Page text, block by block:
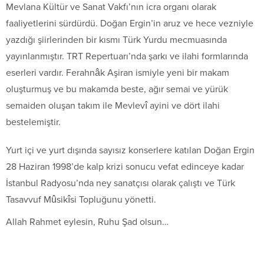
Mevlana Kültür ve Sanat Vakfı’nın icra organı olarak
faaliyetlerini sürdürdü. Doğan Ergin’in aruz ve hece vezniyle
yazdığı şiirlerinden bir kısmı Türk Yurdu mecmuasında
yayınlanmıştır. TRT Repertuarı’nda şarkı ve ilahi formlarında
eserleri vardır. Ferahnâk Aşiran ismiyle yeni bir makam
oluşturmuş ve bu makamda beste, ağır semai ve yürük
semaiden oluşan takım ile Mevlevî ayini ve dört ilahi
bestelemiştir.
Yurt içi ve yurt dışında sayısız konserlere katılan Doğan Ergin
28 Haziran 1998’de kalp krizi sonucu vefat edinceye kadar
İstanbul Radyosu’nda ney sanatçısı olarak çalıştı ve Türk
Tasavvuf Mûsikîsi Topluğunu yönetti.
Allah Rahmet eylesin, Ruhu Şad olsun…